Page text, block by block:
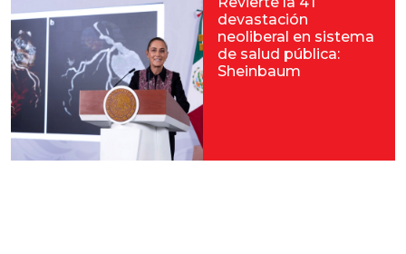
devastación
neoliberal en sistema
de salud pública:
Sheinbaum